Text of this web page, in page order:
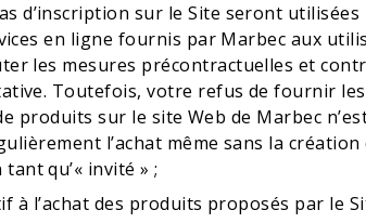
d’inscription sur le Site seront utilisées
en ligne fournis par Marbec aux
les mesures précontractuelles et
Toutefois, votre refus de fournir
produits sur le site Web de Marbec
l’achat même sans la
qu’« invité » ;
à l’achat des produits proposés par le